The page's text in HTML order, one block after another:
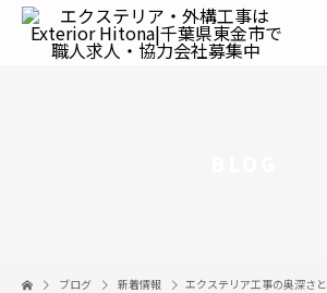
ブログ 新着情報 エクステリア工事の奥深さ